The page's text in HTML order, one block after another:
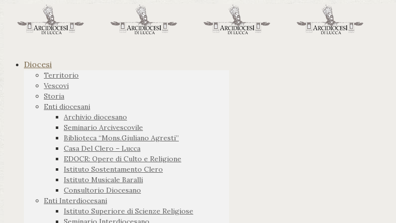
Diocesi
Territorio
Vescovi
Storia
Enti diocesani
Archivio diocesano
Seminario Arcivescovile
Biblioteca “Mons.Giuliano Agresti”
Casa Del Clero – Lucca
EDOCR: Opere di Culto e Religione
Istituto Sostentamento Clero
Istituto Musicale Baralli
Consultorio Diocesano
Enti Interdiocesani
Istituto Superiore di Scienze Religiose